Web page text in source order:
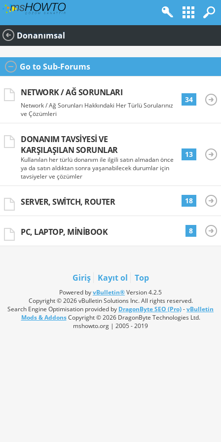
Donanımsal
Go to Sub-Forums
NETWORK / AĞ SORUNLARI
Network / Ağ Sorunları Hakkındaki Her Türlü Sorularınız
ve Çözümleri
34
DONANIM TAVSIYESI VE
KARŞILAŞILAN SORUNLAR
Kullanılan her türlü donanım ile ilgili satın almadan önce
ya da satın aldıktan sonra yaşanabilecek durumlar için
tavsiyeler ve çözümler
13
SERVER, SWITCH, ROUTER 18
PC, LAPTOP, MINIBOOK 8
Giriş Kayıt ol Top
Powered byvBulletin®Version 4.2.5
Copyright © 2026 vBulletin Solutions Inc. All rights reserved.
Search Engine Optimisation provided by DragonByte SEO (Pro)-vBulletin
Mods & AddonsCopyright © 2026 DragonByte Technologies Ltd.
mshowto.org | 2005 - 2019